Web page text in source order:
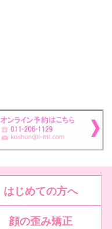
はじめての方へ
顔の歪み矯正